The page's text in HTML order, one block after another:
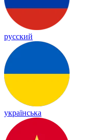
русский
українська